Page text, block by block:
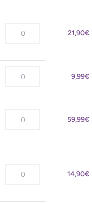
21,90€
9,99€
59,99€
14,90€